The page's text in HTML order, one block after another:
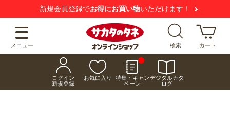
新規会員登録でお得にお買い物いただけます！
メニュー 検索 カート
ログイン
新規登録
お気に入り
特集・キャン
ペーン
デジタルカタ
ログ